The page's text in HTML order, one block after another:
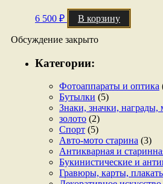
6 500 ₽ В корзину
Обсуждение закрыто
Категории:
Фотоаппараты и оптика
Бутылки (5)
Знаки, значки, награды,
золото (2)
Спорт (5)
Авто-мото старина (3)
Антикварная и
Букинистические и
Гравюры, карты,